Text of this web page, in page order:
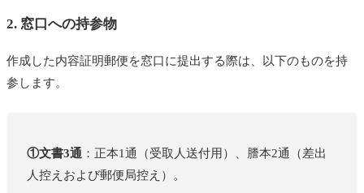
2. 窓口への持参物
作成した内容証明郵便を窓口に提出する際は、以下のものを持
参します。
①文書3通：正本1通（受取人送付用）、謄本2通（差出
人控えおよび郵便局控え）。